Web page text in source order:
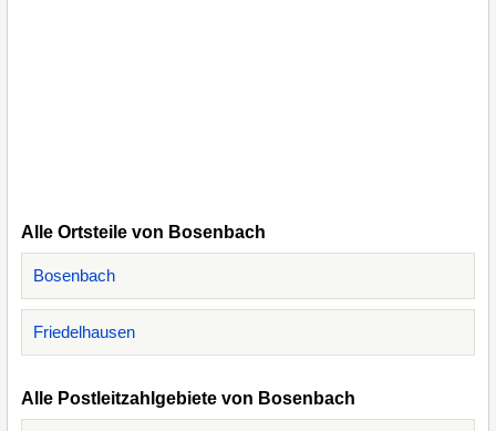
Alle Ortsteile von Bosenbach
Bosenbach
Friedelhausen
Alle Postleitzahlgebiete von Bosenbach